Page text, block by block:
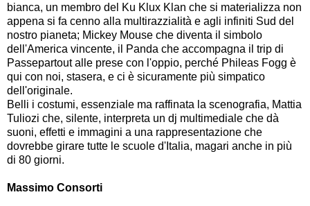
bianca, un membro del Ku Klux Klan che si materializza non
appena si fa cenno alla multirazzialità e agli infiniti Sud del
nostro pianeta; Mickey Mouse che diventa il simbolo
dell'America vincente, il Panda che accompagna il trip di
Passepartout alle prese con l'oppio, perché Phileas Fogg è
qui con noi, stasera, e ci è sicuramente più simpatico
dell'originale.
Belli i costumi, essenziale ma raffinata la scenografia, Mattia
Tuliozi che, silente, interpreta un dj multimediale che dà
suoni, effetti e immagini a una rappresentazione che
dovrebbe girare tutte le scuole d'Italia, magari anche in più
di 80 giorni.
Massimo Consorti